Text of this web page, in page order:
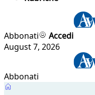
Abbonati
Accedi
August 7, 2026
Abbonati